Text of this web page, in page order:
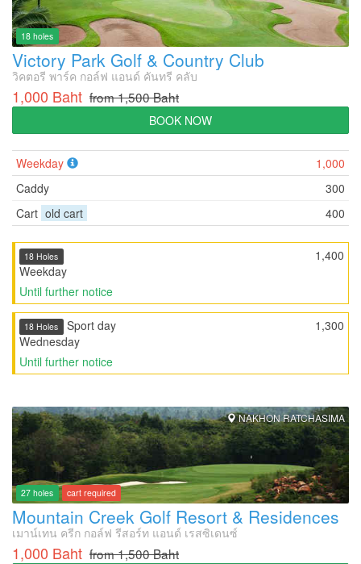
18 holes
Victory Park Golf & Country Club
วิคตอรี พาร์ค กอล์ฟ แอนด์ คันทรี คลับ
1,000 Baht from 1,500 Baht
BOOK NOW
Weekday
1,000
Caddy
300
Cart old cart 400
1,400
18 Holes
Weekday
Until further notice
1,300
18 Holes Sport day
Wednesday
Until further notice
NAKHON RATCHASIMA
27 holes cart required
Mountain Creek Golf Resort & Residences
เมาน์เทน ครีก กอล์ฟ รีสอร์ท แอนด์ เรสซิเดนซ์
1,000 Baht from 1,500 Baht